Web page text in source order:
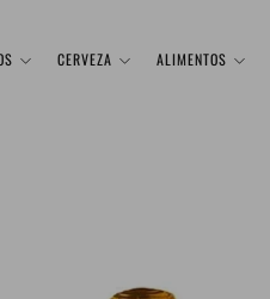
CERVEZA ALIMENTOS